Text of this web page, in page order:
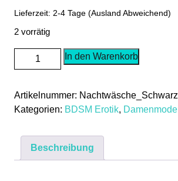
Lieferzeit: 2-4 Tage (Ausland Abweichend)
2 vorrätig
Damen
Reizwäsche
Sommerkleid
Lang
Kleid
Nachtwäsche
In den Warenkorb
Artikelnummer: Nachtwäsche_Schwarz
Kategorien: BDSM Erotik, Damenmode
Beschreibung